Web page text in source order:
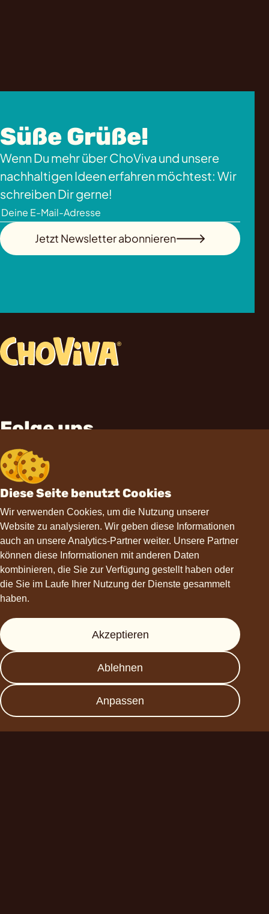
Diese Seite benutzt Cookies
Wir verwenden Cookies, um die Nutzung unserer
Website zu analysieren. Wir geben diese Informationen
auch an unsere Analytics-Partner weiter. Unsere Partner
können diese Informationen mit anderen Daten
kombinieren, die Sie zur Verfügung gestellt haben oder
die Sie im Laufe Ihrer Nutzung der Dienste gesammelt
haben.
Akzeptieren
Ablehnen
Anpassen
Süße Grüße!
Wenn Du mehr über ChoViva und unsere
nachhaltigen Ideen erfahren möchtest: Wir
schreiben Dir gerne!
Jetzt Newsletter abonnieren
Folge uns
Kontakt
hello@choviva.com
Hilfe
Presse
FAQs
Datenschutz
Impressum